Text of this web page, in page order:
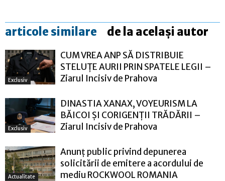
articole similare de la același autor
Exclusiv
CUM VREA ANP SĂ DISTRIBUIE
STELUȚE AURII PRIN SPATELE LEGII –
Ziarul Incisiv de Prahova
Exclusiv
DINASTIA XANAX, VOYEURISM LA
BĂICOI ȘI CORIGENȚII TRĂDĂRII –
Ziarul Incisiv de Prahova
Actualitate
Anunț public privind depunerea
solicitării de emitere a acordului de
mediu ROCKWOOL ROMANIA